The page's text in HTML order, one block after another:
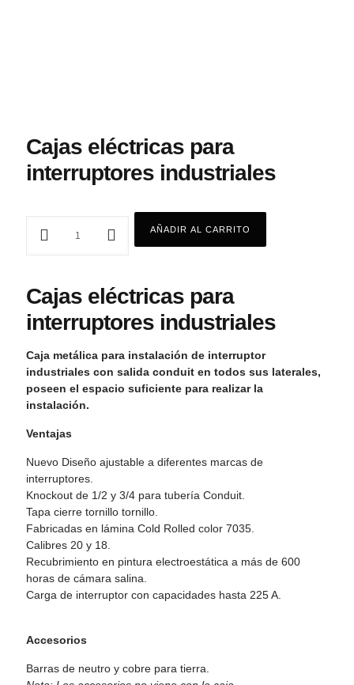
Cajas eléctricas para
interruptores industriales
AÑADIR AL CARRITO
Cajas eléctricas para
interruptores industriales
Caja metálica para instalación de interruptor
industriales con salida conduit en todos sus laterales,
poseen el espacio suficiente para realizar la
instalación.
Ventajas
Nuevo Diseño ajustable a diferentes marcas de
interruptores.
Knockout de 1/2 y 3/4 para tubería Conduit.
Tapa cierre tornillo tornillo.
Fabricadas en lámina Cold Rolled color 7035.
Calibres 20 y 18.
Recubrimiento en pintura electroestática a más de 600
horas de cámara salina.
Carga de interruptor con capacidades hasta 225 A.
Accesorios
Barras de neutro y cobre para tierra.